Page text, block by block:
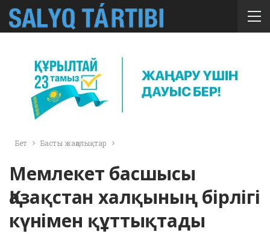
Бет Басты жаңалықтар
Мемлекет басшысы
Қазақстан халқының бірлігі
күнімен құттықтады